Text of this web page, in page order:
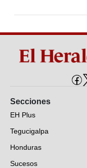
Secciones
EH Plus
Tegucigalpa
Honduras
Sucesos